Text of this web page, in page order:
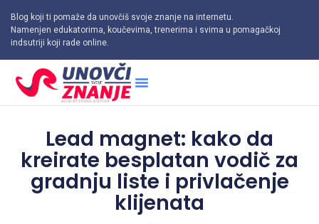
Blog koji ti pomaže da unovčiš svoje znanje na internetu.
Namenjen edukatorima, koučevima, trenerima i svima u pomagačkoj
indsutriji koji rade online.
Lead magnet: kako da
kreirate besplatan vodič za
gradnju liste i privlačenje
klijenata